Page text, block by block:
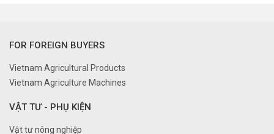
FOR FOREIGN BUYERS
Vietnam Agricultural Products
Vietnam Agriculture Machines
VẬT TƯ - PHỤ KIỆN
Vật tư nông nghiệp